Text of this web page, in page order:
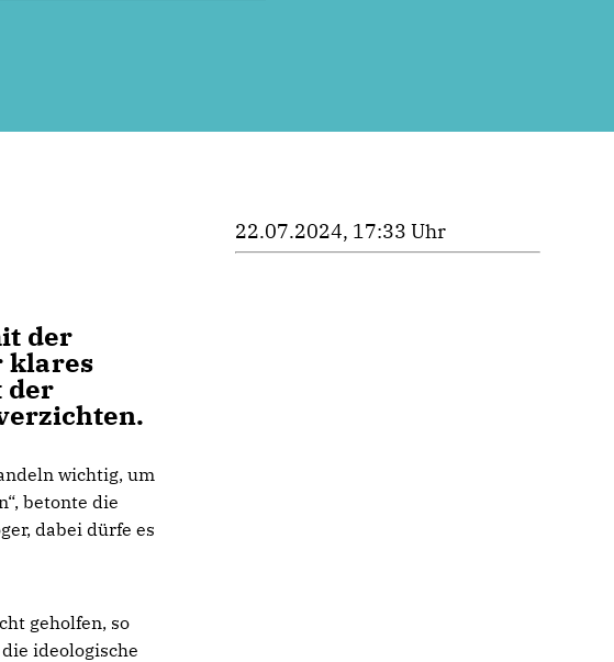
der
klares
der
wichtig, um
betonte die
dabei dürfe es
geholfen, so
ideologische
22.07.2024, 17:33 Uhr